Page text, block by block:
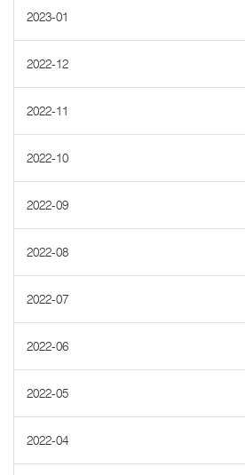
2023-01
2022-12
2022-11
2022-10
2022-09
2022-08
2022-07
2022-06
2022-05
2022-04